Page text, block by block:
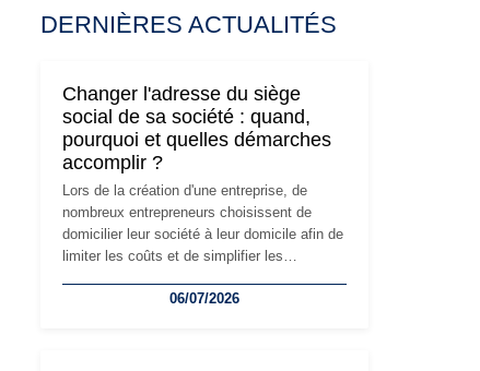
DERNIÈRES ACTUALITÉS
Changer l'adresse du siège
social de sa société : quand,
pourquoi et quelles démarches
accomplir ?
Lors de la création d'une entreprise, de
nombreux entrepreneurs choisissent de
domicilier leur société à leur domicile afin de
limiter les coûts et de simplifier les
l'activité, cette solution peut rapidement
06/07/2026